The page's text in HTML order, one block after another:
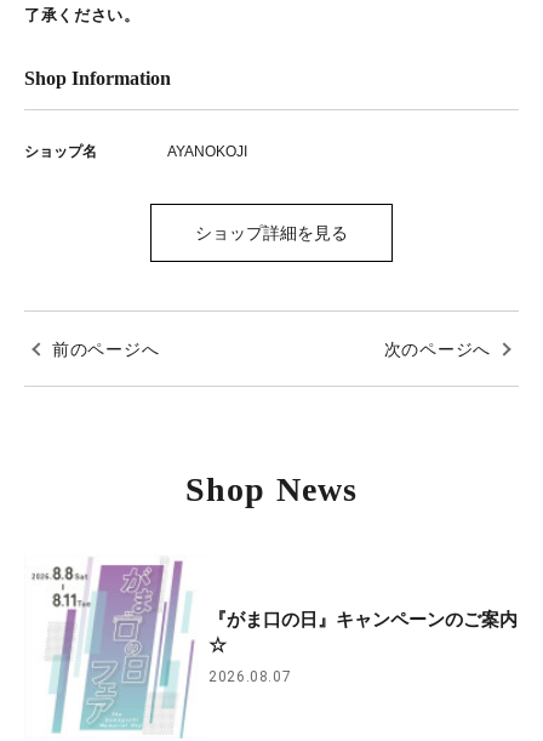
了承ください。
Shop Information
ショップ名 AYANOKOJI
ショップ詳細を見る
前のページへ 次のページへ
Shop News
『がま口の日』キャンペーンのご案内
☆
2026.08.07